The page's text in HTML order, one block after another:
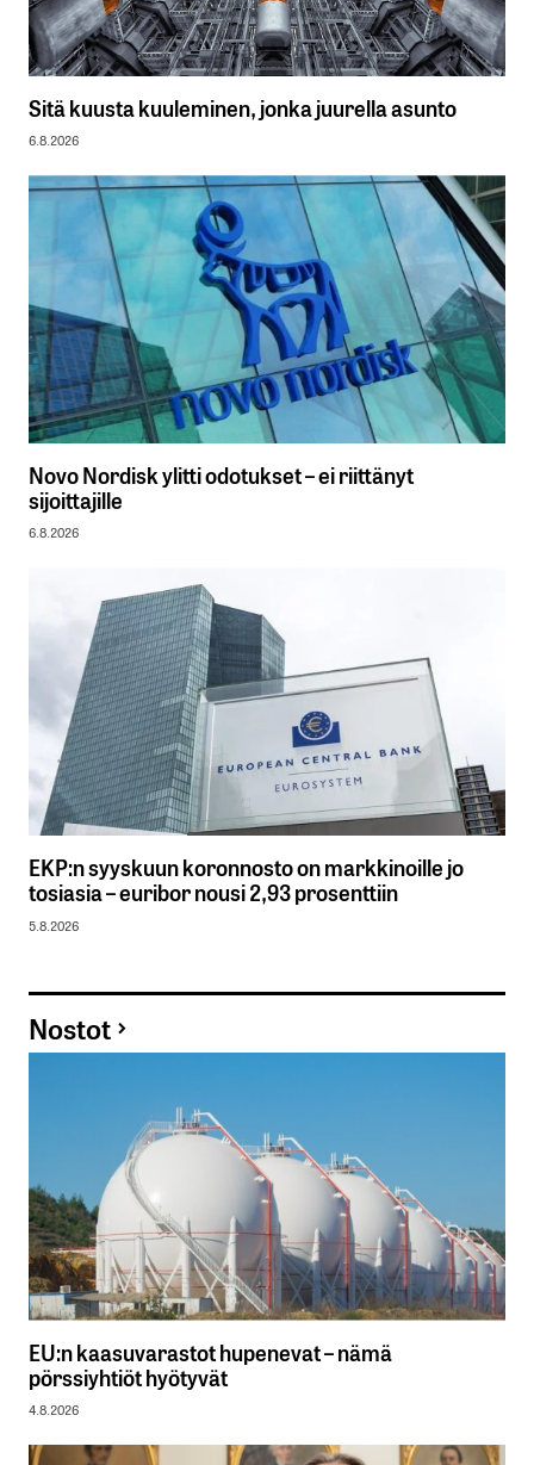
Sitä kuusta kuuleminen, jonka juurella asunto
6.8.2026
Novo Nordisk ylitti odotukset – ei riittänyt
sijoittajille
6.8.2026
EKP:n syyskuun koronnosto on markkinoille jo
tosiasia – euribor nousi 2,93 prosenttiin
5.8.2026
Nostot
EU:n kaasuvarastot hupenevat – nämä
pörssiyhtiöt hyötyvät
4.8.2026